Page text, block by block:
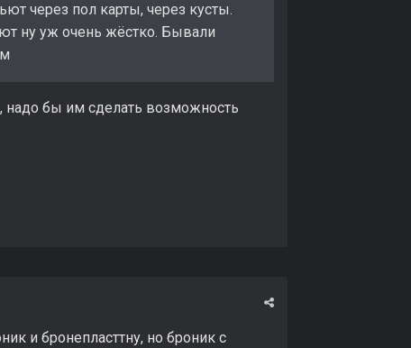
через пол карты, через кусты.
ну уж очень жёстко. Бывали
надо бы им сделать возможность
и бронепласттну, но броник с